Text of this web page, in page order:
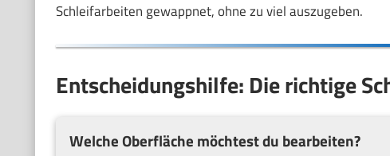
Schleifarbeiten gewappnet, ohne zu viel auszugeben.
Entscheidungshilfe: Die richtige
Welche Oberfläche möchtest du bearbeiten?